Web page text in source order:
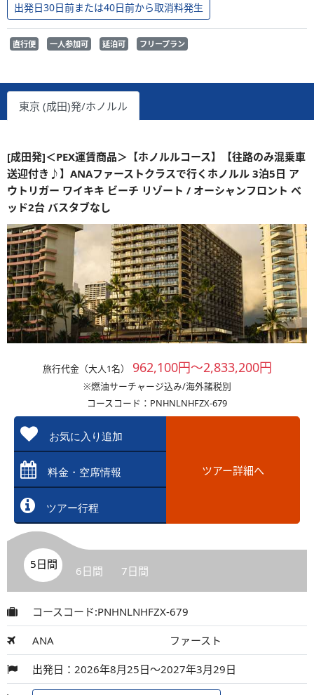
出発日30日前または40日前から取消料発生
直行便 一人参加可 延泊可 フリープラン
東京 (成田)発/ホノルル
[成田発]＜PEX運賃商品＞【ホノルルコース】【往路のみ混乗車
送迎付き♪】ANAファーストクラスで行くホノルル 3泊5日 ア
ウトリガー ワイキキ ビーチ リゾート / オーシャンフロント ベ
ッド2台 バスタブなし
旅行代金（大人1名） 962,100円～2,833,200円
※燃油サーチャージ込み/海外諸税別
コースコード：PNHNLNHFZX-679
お気に入り追加
料金・空席情報
ツアー行程
ツアー詳細へ
5日間 6日間 7日間
コースコード:PNHNLNHFZX-679
ANA ファースト
出発日：2026年8月25日～2027年3月29日